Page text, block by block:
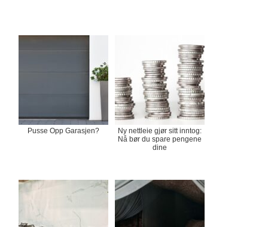
Pusse Opp Garasjen?
Ny nettleie gjør sitt inntog:
Nå bør du spare pengene
dine